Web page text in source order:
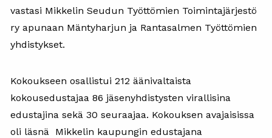
vastasi Mikkelin Seudun Työttömien Toimintajärjestö
ry apunaan Mäntyharjun ja Rantasalmen Työttömien
yhdistykset.
Kokoukseen osallistui 212 äänivaltaista
kokousedustajaa 86 jäsenyhdistysten virallisina
edustajina sekä 30 seuraajaa. Kokouksen avajaisissa
oli läsnä Mikkelin kaupungin edustajana